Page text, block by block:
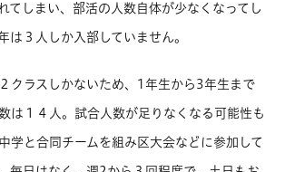
てしまい、部活の人数自体が少なくなってし
は３人しか入部していません。
クラスしかないため、1年生から3年生まで
は１４人。試合人数が足りなくなる可能性も
学と合同チームを組み区大会などに参加して